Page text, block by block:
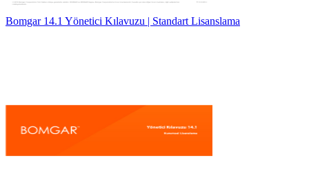
Bomgar 14.1 Yönetici Kılavuzu | Standart Lisanslama